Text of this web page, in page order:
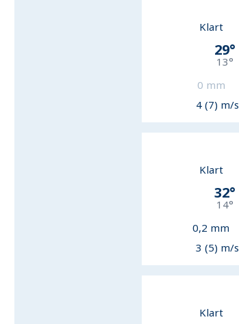
Klart
29°
13°
0 mm
4 (7) m/s
Klart
32°
14°
0,2 mm
3 (5) m/s
Klart